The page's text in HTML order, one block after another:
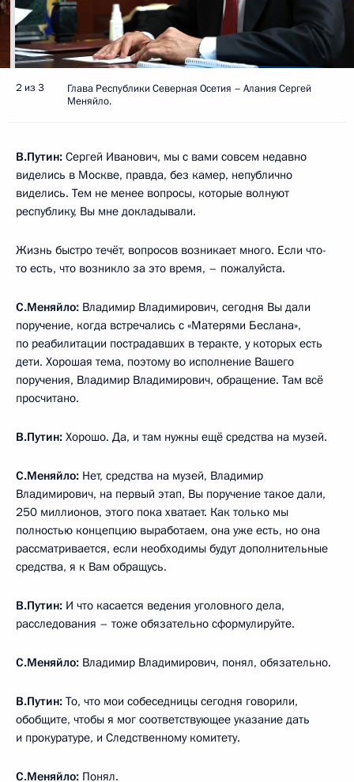
2 из 3
Глава Республики Северная Осетия – Алания Сергей
Меняйло.
В.Путин: Сергей Иванович, мы с вами совсем недавно
виделись в Москве, правда, без камер, непублично
виделись. Тем не менее вопросы, которые волнуют
республику, Вы мне докладывали.
Жизнь быстро течёт, вопросов возникает много. Если что-
то есть, что возникло за это время, – пожалуйста.
С.Меняйло: Владимир Владимирович, сегодня Вы дали
поручение, когда встречались с «Матерями Беслана»,
по реабилитации пострадавших в теракте, у которых есть
дети. Хорошая тема, поэтому во исполнение Вашего
поручения, Владимир Владимирович, обращение. Там всё
просчитано.
В.Путин: Хорошо. Да, и там нужны ещё средства на музей.
С.Меняйло: Нет, средства на музей, Владимир
Владимирович, на первый этап, Вы поручение такое дали,
250 миллионов, этого пока хватает. Как только мы
полностью концепцию выработаем, она уже есть, но она
рассматривается, если необходимы будут дополнительные
средства, я к Вам обращусь.
В.Путин: И что касается ведения уголовного дела,
расследования – тоже обязательно сформулируйте.
С.Меняйло: Владимир Владимирович, понял, обязательно.
В.Путин: То, что мои собеседницы сегодня говорили,
обобщите, чтобы я мог соответствующее указание дать
и прокуратуре, и Следственному комитету.
С.Меняйло: Понял.